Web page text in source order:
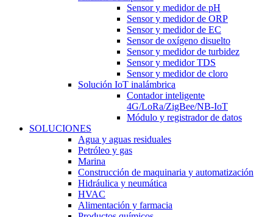
Sensor y medidor de pH
Sensor y medidor de ORP
Sensor y medidor de EC
Sensor de oxígeno disuelto
Sensor y medidor de turbidez
Sensor y medidor TDS
Sensor y medidor de cloro
Solución IoT inalámbrica
Contador inteligente
4G/LoRa/ZigBee/NB-IoT
Módulo y registrador de datos
SOLUCIONES
Agua y aguas residuales
Petróleo y gas
Marina
Construcción de maquinaria y automatización
Hidráulica y neumática
HVAC
Alimentación y farmacia